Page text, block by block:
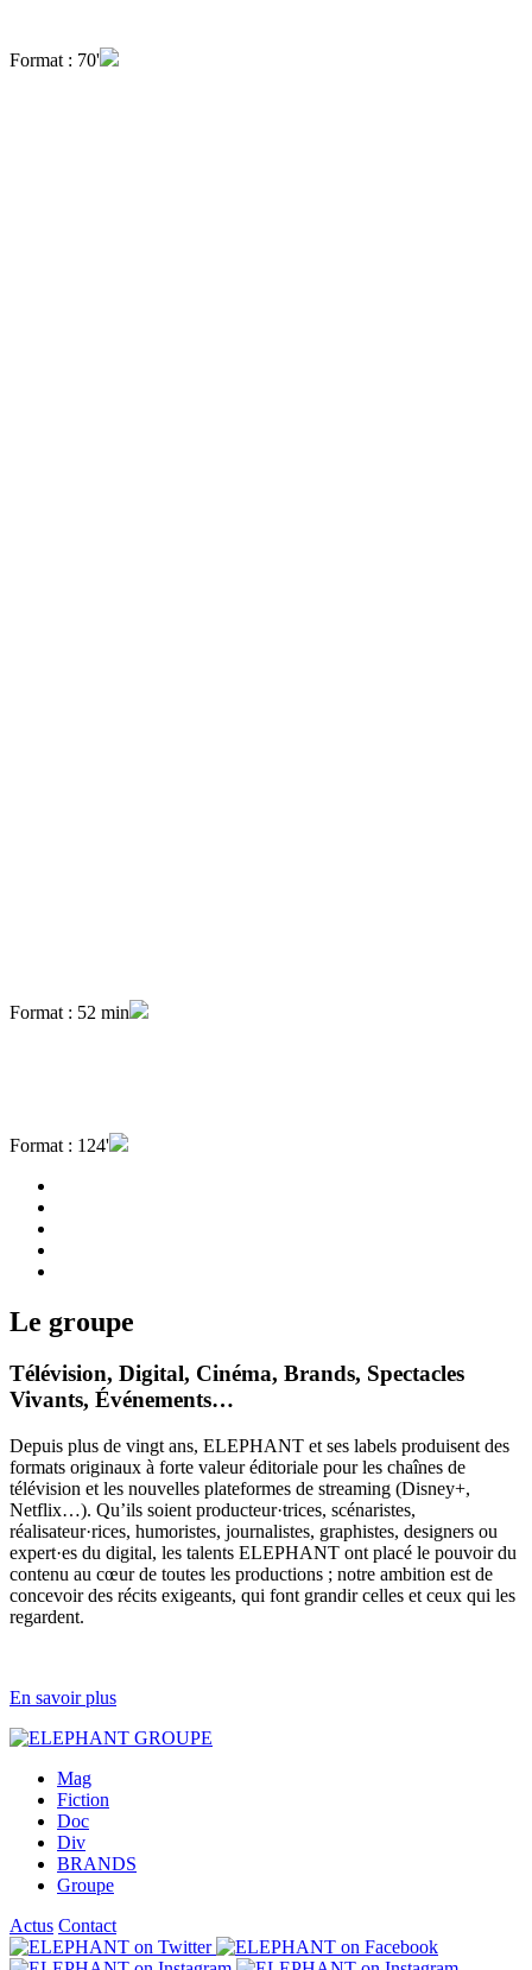
Format : 70'
Format : 52 min
Format : 124'
Le groupe
Télévision, Digital, Cinéma, Brands, Spectacles
Vivants, Événements…
Depuis plus de vingt ans, ELEPHANT et ses labels produisent des
formats originaux à forte valeur éditoriale pour les chaînes de
télévision et les nouvelles plateformes de streaming (Disney+,
Netflix…). Qu’ils soient producteur·trices, scénaristes,
réalisateur·rices, humoristes, journalistes, graphistes, designers ou
expert·es du digital, les talents ELEPHANT ont placé le pouvoir du
contenu au cœur de toutes les productions ; notre ambition est de
concevoir des récits exigeants, qui font grandir celles et ceux qui les
regardent.
En savoir plus
Mag
Fiction
Doc
Div
BRANDS
Groupe
Actus Contact